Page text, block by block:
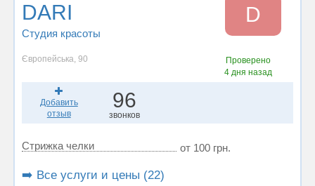
DARI
Студия красоты
D
Європейська, 90
Проверено
4 дня назад
Добавить
отзыв
96
звонков
Стрижка челки от 100 грн.
➡️ Все услуги и цены (22)